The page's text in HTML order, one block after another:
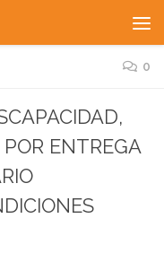
0
ENTREGA